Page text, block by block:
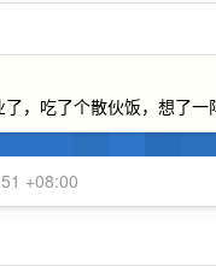
，吃了个散伙饭，想了
+08:00